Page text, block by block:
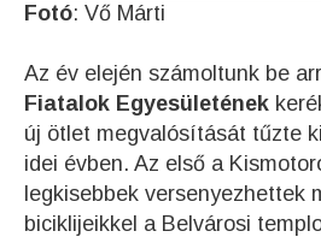
Fotó: Vő Márti
Az év elején számoltunk be
Fiatalok Egyesületének
új ötlet megvalósítását tűzte
idei évben. Az első a
legkisebbek versenyezhettek
biciklijeikkel a Belvárosi